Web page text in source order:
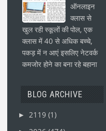
ऑनलाइन
क्लास से
खुल रही स्कूलों की पोल, एक
क्लास में 40 से अधिक बच्चे,
पकड़ में न आएं इसलिए नेटवर्क
कमजोर होने का बना रहे बहाना
BLOG ARCHIVE
► 2119 (1)